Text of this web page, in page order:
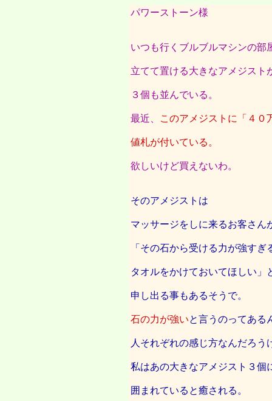
パワーストーン様
いつも行くブルブルマシンの部
立てて置ける大きなアメジスト
３個も並んでいる。
最近、 このアメジストに「４０
値札が付いている。
欲しいけど買えないわ。
そのアメジストは
マッサージをしに来るお客さん
「その石から受ける力が強すぎ
タオルをかけておいてほしい」
申し出る事もあるそうで。
石の力が強いと言うのってある
人それぞれの感じ方なんだろう
私はあの大きなアメジスト３個
囲まれていると癒される。